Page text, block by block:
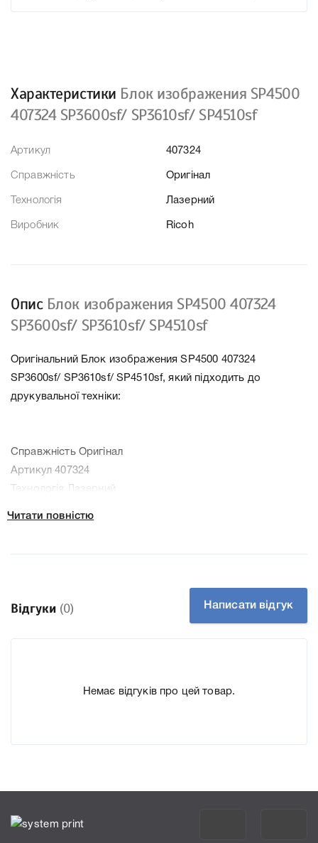
Характеристики Блок изображения SP4500
407324 SP3600sf/ SP3610sf/ SP4510sf
Артикул 407324
Справжність Оригінал
Технологія Лазерний
Виробник Ricoh
Опис Блок изображения SP4500 407324
SP3600sf/ SP3610sf/ SP4510sf
Оригінальний Блок изображения SP4500 407324
SP3600sf/ SP3610sf/ SP4510sf, який підходить до
друкувальної техніки:
Справжність Оригінал
Артикул 407324
Технологія Лазерний
SP3610sf/ SP4510sf, що дозволить Вам легко підтвердити
правильність вибору.
Читати повністю
Відгуки (0) Написати відгук
Немає відгуків про цей товар.